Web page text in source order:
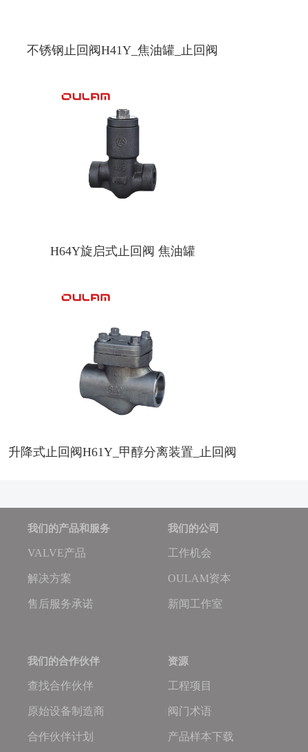
不锈钢止回阀H41Y_焦油罐_止回阀
H64Y旋启式止回阀 焦油罐
升降式止回阀H61Y_甲醇分离装置_止回阀
我们的产品和服务
VALVE产品
解决方案
售后服务承诺
我们的公司
工作机会
OULAM资本
新闻工作室
我们的合作伙伴
查找合作伙伴
原始设备制造商
合作伙伴计划
资源
工程项目
阀门术语
产品样本下载